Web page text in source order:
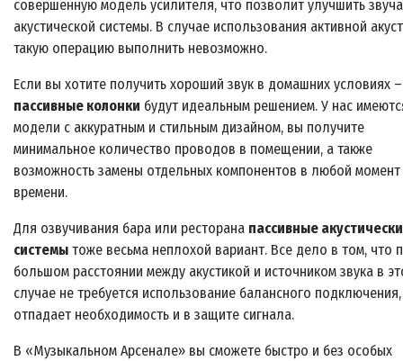
совершенную модель усилителя, что позволит улучшить
акустической системы. В случае использования активной
такую операцию выполнить невозможно.
Если вы хотите получить хороший звук в домашних условиях –
пассивные колонки будут идеальным решением. У нас
модели с аккуратным и стильным дизайном, вы получите
минимальное количество проводов в помещении, а также
возможность замены отдельных компонентов в любой момент
времени.
Для озвучивания бара или ресторана пассивные
системы тоже весьма неплохой вариант. Все дело в том, что
большом расстоянии между акустикой и источником звука в
случае не требуется использование балансного подключения,
отпадает необходимость и в защите сигнала.
В «Музыкальном Арсенале» вы сможете быстро и без особых